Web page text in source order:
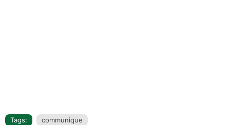
Tags: communique